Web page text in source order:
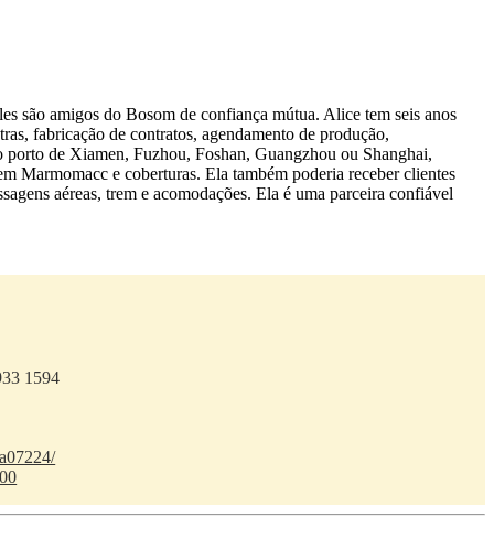
são amigos do Bosom de confiança mútua. Alice tem seis anos
fabricação de contratos, agendamento de produção,
porto de Xiamen, Fuzhou, Foshan, Guangzhou ou Shanghai,
Marmomacc e coberturas. Ela também poderia receber clientes
aéreas, trem e acomodações. Ela é uma parceira confiável
1594